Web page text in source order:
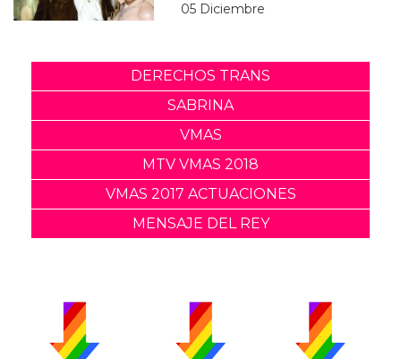
05 Diciembre
DERECHOS TRANS
SABRINA
VMAS
MTV VMAS 2018
VMAS 2017 ACTUACIONES
MENSAJE DEL REY